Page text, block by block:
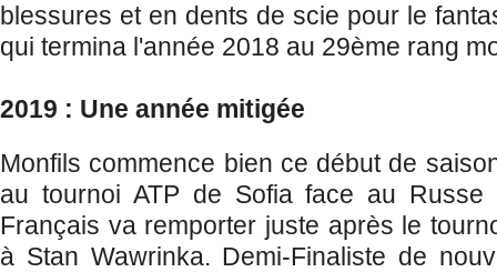
blessures et en dents de scie pour le
qui termina l'année 2018 au 29ème rang
2019 : Une année mitigée
Monfils commence bien ce début de
au tournoi ATP de Sofia face au Russe
Français va remporter juste après le
à Stan Wawrinka. Demi-Finaliste de